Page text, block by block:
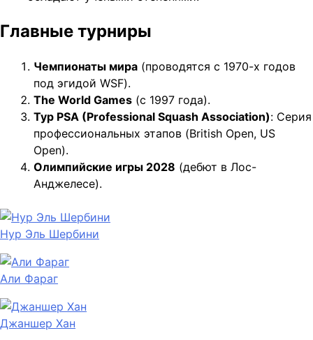
Главные турниры
Чемпионаты мира (проводятся с 1970-х годов
под эгидой WSF).
The World Games (с 1997 года).
Тур PSA (Professional Squash Association): Серия
профессиональных этапов (British Open, US
Open).
Олимпийские игры 2028 (дебют в Лос-
Анджелесе).
Нур Эль Шербини
Али Фараг
Джаншер Хан